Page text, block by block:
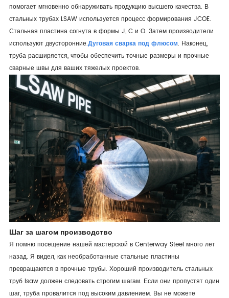
помогает мгновенно обнаруживать продукцию высшего качества. В
стальных трубах LSAW используется процесс формирования JCOE.
Стальная пластина согнута в формы J, C и O. Затем производители
используют двусторонние.Дуговая сварка под флюсом. Наконец,
труба расширяется, чтобы обеспечить точные размеры и прочные
сварные швы для ваших тяжелых проектов.
Шаг за шагом производство
Я помню посещение нашей мастерской в Centerway Steel много лет
назад. Я видел, как необработанные стальные пластины
превращаются в прочные трубы. Хороший производитель стальных
труб lsaw должен следовать строгим шагам. Если они пропустят один
шаг, труба провалится под высоким давлением. Вы не можете